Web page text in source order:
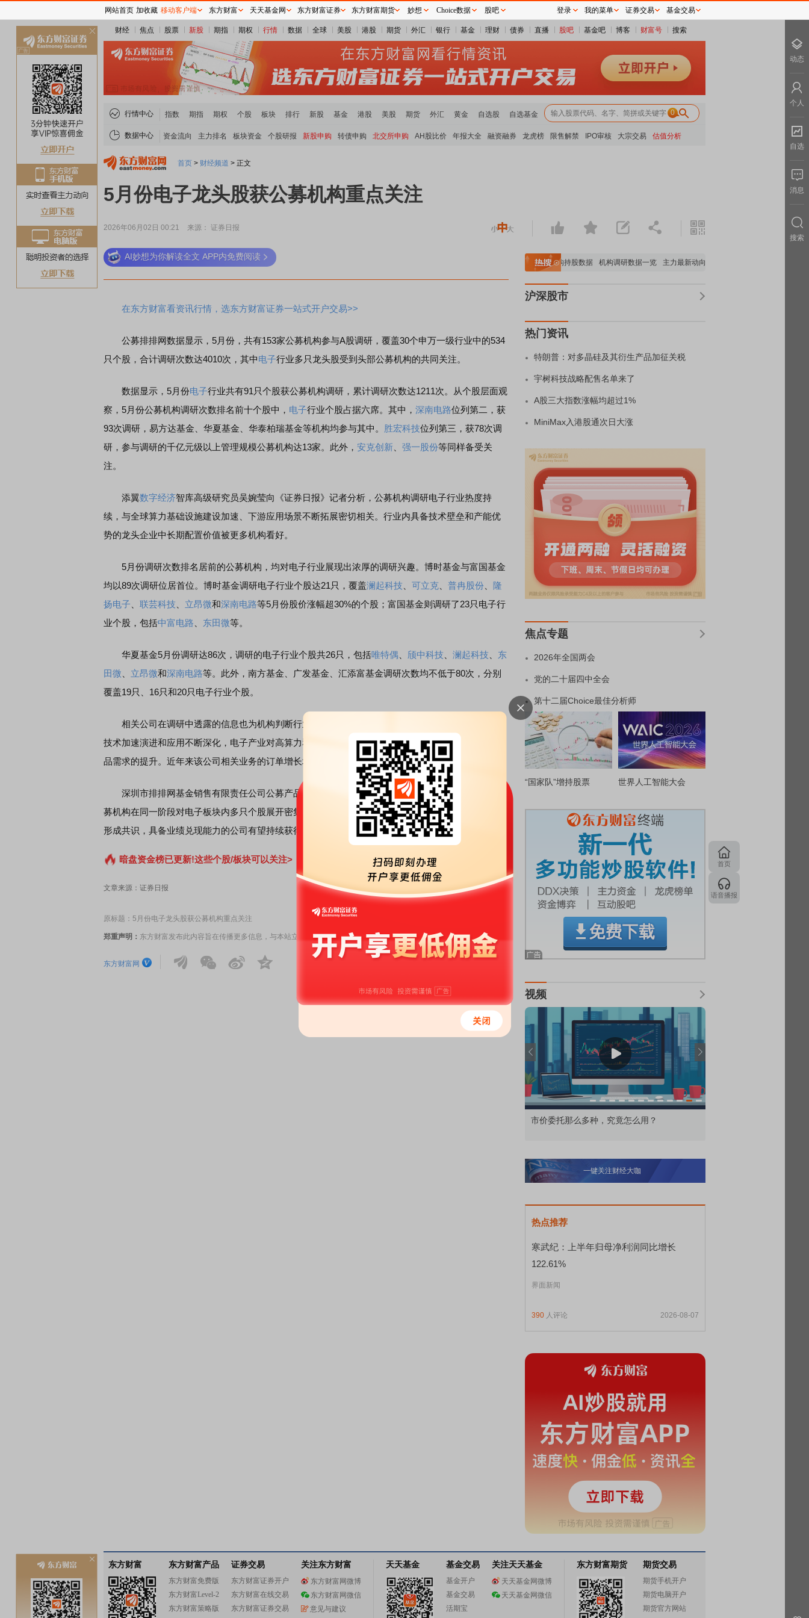
财经 焦点 股票 新股 期指 期权 行情 数据 全球 美股 港股 期货 外汇 银行 基金 理财 债券 直播 股吧 基金吧 博客 财富号 搜索
行情中心 指数 期指 期权 个股 板块 排行 新股 基金 港股 美股 期货 外汇 黄金 自选股 自选基金 0
数据中心 资金流向 主力排名 板块资金 个股研报 新股申购 转债申购 北交所申购 AH股比价 年报大全 融资融券 龙虎榜 限售解禁 IPO审核 大宗交易 估值分析
首页 > 财经频道 > 正文
5月份电子龙头股获公募机构重点关注
2026年06月02日 00:21 来源： 证券日报
AI妙想为你解读全文 APP内免费阅读
在东方财富看资讯行情，选东方财富证券一站式开户交易>>
公募排排网数据显示，5月份，共有153家公募机构参与A股调研，覆盖30个申万一级行业中的534
只个股，合计调研次数达4010次，其中电子行业多只龙头股受到头部公募机构的共同关注。
数据显示，5月份电子行业共有91只个股获公募机构调研，累计调研次数达1211次。从个股层面观
察，5月份公募机构调研次数排名前十个股中， 电子行业个股占据六席。其中， 深南电路位列第二，获
93次调研，易方达基金、华夏基金、华泰柏瑞基金等机构均参与其中。
胜宏科技位列第三，获78次调
研，参与调研的千亿元级以上管理规模公募机构达13家。此外， 安克创新 强一股份等同样备受关
注。
添翼数字经济智库高级研究员吴婉莹向《证券日报》记者分析，公募机构调研电子行业热度持
续，与全球算力基础设施建设加速、下游应用场景不断拓展密切相关。行业内具备技术壁垒和产能优
势的龙头企业中长期配置价值被更多机构看好。
5月份调研次数排名居前的公募机构，均对电子行业展现出浓厚的调研兴趣。博时基金与富国基金
均以89次调研位居首位。博时基金调研电子行业个股达21只，覆盖澜起科技 可立克 普冉股份
隆
扬电子
联芸科技 立昂微和深南电路等5月份股价涨幅超30%的个股；富国基金则调研了23只电子行
业个股，包括中富电路 东田微等。
华夏基金5月份调研达86次，调研的电子行业个股共26只，包括唯特偶 颀中科技 澜起科技
东
田微
立昂微和深南电路等。此外，南方基金、广发基金、汇添富基金调研次数均不低于80次，分别
覆盖19只、16只和20只电子行业个股。
相关公司在调研中透露的信息也为机构判断行业趋势提供了参考。例如，深南电路表示，伴随AI
技术加速演进和应用不断深化，电子产业对高算力和高速网络的需求日益迫切，驱动了行业对相关产
品需求的提升。近年来该公司相关业务的订单增长均受益于上述趋势。
深圳市排排网基金销售有限责任公司公募产品运营曾方芳向《证券日报》记者表示，多家头部公
募机构在同一阶段对电子板块内多只个股展开密集调研，反映出机构对细分赛道景气上升的预期正在
形成共识，具备业绩兑现能力的公司有望持续获得资金关注。
暗盘资金榜已更新!这些个股/板块可以关注>
文章来源：证券日报 责任编辑：126
原标题：5月份电子龙头股获公募机构重点关注
郑重声明： 东方财富发布此内容旨在传播更多信息，与本站立场无关，不构成投资建议。据此操作，风险自担。 举报
东方财富网
稀土板块领涨 重要机构持股数据 机构调研数据一览 主力最新动向 上市公司限售股解禁一览
沪深股市
热门资讯
特朗普：对多晶硅及其衍生产品加征关税
宇树科技战略配售名单来了
A股三大指数涨幅均超过1%
MiniMax入港股通次日大涨
焦点专题
2026年全国两会
党的二十届四中全会
第十二届Choice最佳分析师
“国家队”增持股票 世界人工智能大会
视频
市价委托那么多种，究竟怎么用？
一键关注财经大咖
热点推荐
寒武纪：上半年归母净利润同比增长
122.61%
界面新闻
390 人评论 2026-08-07
首页
语音播报
东方财富 东方财富产品
东方财富免费版
东方财富Level-2
东方财富策略版
证券交易
东方财富证券开户
东方财富在线交易
东方财富证券交易
关注东方财富
东方财富网微博
东方财富网微信
意见与建议
天天基金 基金交易
基金开户
基金交易
活期宝
关注天天基金
天天基金网微博
天天基金网微信
东方财富期货 期货交易
期货手机开户
期货电脑开户
期货官方网站
网站首页 加收藏 移动客户端 东方财富 天天基金网 东方财富证券 东方财富期货 妙想 Choice数据 股吧 登录 我的菜单 证券交易 基金交易
动态
个人
自选
消息
搜索
关